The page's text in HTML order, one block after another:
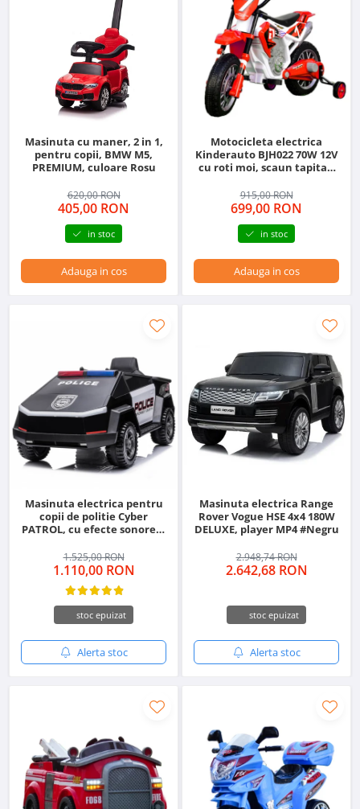
Masinuta cu maner, 2 in 1,
pentru copii, BMW M5,
PREMIUM, culoare Rosu
620,00 RON
405,00 RON
in stoc
Adauga in cos
Motocicleta electrica
Kinderauto BJH022 70W 12V
cu roti moi, scaun tapitat,
915,00 RON
699,00 RON
in stoc
Adauga in cos
Masinuta electrica pentru
copii de politie Cyber
PATROL, cu efecte sonore si
& White
1.525,00 RON
1.110,00 RON
stoc epuizat
Alerta stoc
Masinuta electrica Range
Rover Vogue HSE 4x4 180W
DELUXE, player MP4 #Negru
2.948,74 RON
2.642,68 RON
stoc epuizat
Alerta stoc